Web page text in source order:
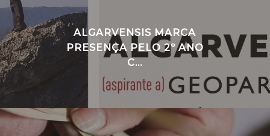
ALGARVENSIS MARCA
PRESENÇA PELO 2º ANO
C...